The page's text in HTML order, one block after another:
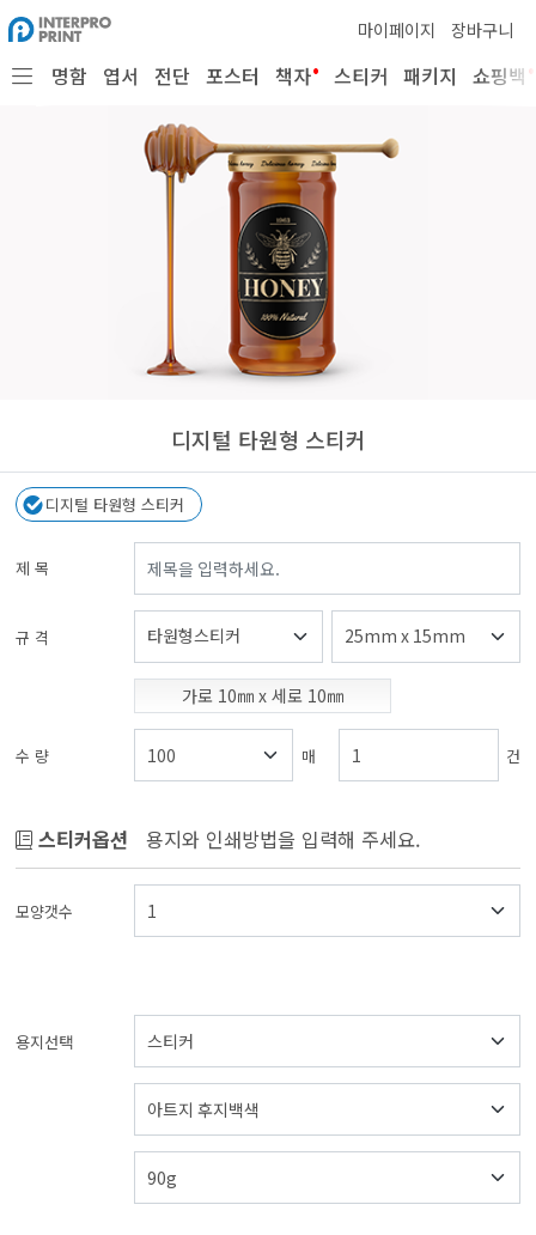
마이페이지 장바구니
명함 엽서 전단 포스터 책자• 스티커 패키지 쇼핑백•
디지털 타원형 스티커
디지털 타원형 스티커
제 목
규 격
가로 10㎜ x 세로 10㎜
수 량 매 건
스티커옵션 용지와 인쇄방법을 입력해 주세요.
모양갯수
용지선택